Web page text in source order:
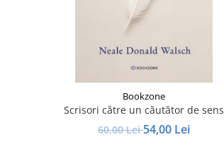
Bookzone
Scrisori către un căutător de sens
60,00 Lei54,00 Lei